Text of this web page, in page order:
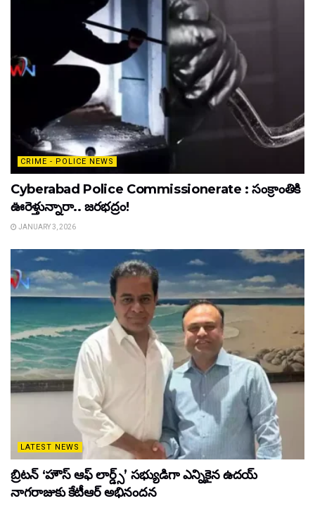
CRIME - POLICE NEWS
Cyberabad Police Commissionerate : సంక్రాంతికి
ఊరెళ్తున్నారా.. జరభద్రం!
JANUARY 3, 2026
LATEST NEWS
బ్రిటన్ ‘హౌస్ ఆఫ్ లార్డ్స్’ సభ్యుడిగా ఎన్నికైన ఉదయ్
నాగరాజుకు కేటీఆర్ అభినందన